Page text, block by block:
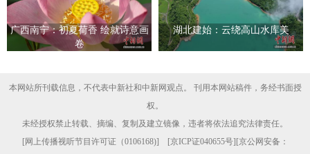
广西南宁：初夏荷香 绘就诗意画
卷
湖北建始：云绕高山水库美
本网站所刊载信息，不代表中新社和中新网观点。 刊用本网站稿件，务经书面授
权。
未经授权禁止转载、摘编、复制及建立镜像，违者将依法追究法律责任。
[网上传播视听节目许可证（0106168)] [京ICP证040655号][京公网安备：